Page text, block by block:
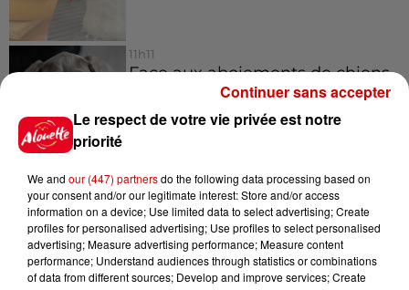
11h11
Face aux aboiements de chiens
bruyants, cette commune de
l’Ouest...
10h32
"Nous sommes passés à côté
d'un drame" : une voiture chute
sur la...
Le respect de votre vie privée est notre
priorité
We and our (447) partnersdo the following data processing based on
your consent and/or our legitimate interest: Store and/or access
information on a device; Use limited data to select advertising; Create
profiles for personalised advertising; Use profiles to select personalised
advertising; Measure advertising performance; Measure content
performance; Understand audiences through statistics or combinations
of data from different sources; Develop and improve services; Create
Continuer sans accepter